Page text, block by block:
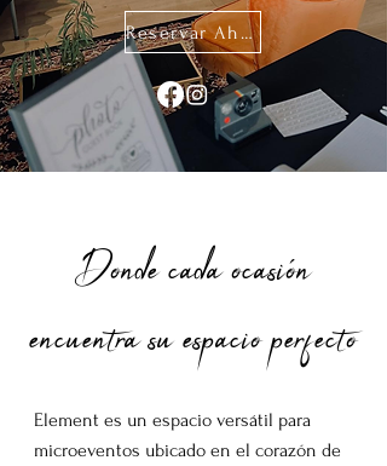
Reservar Ahora
Donde cada ocasión
encuentra su espacio perfecto
Element es un espacio versátil para
microeventos ubicado en el corazón de